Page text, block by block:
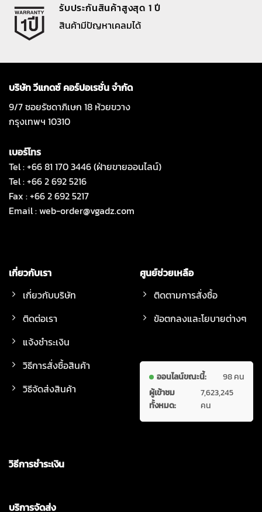
รับประกันสินค้าสูงสุด 1 ปี
สินค้ามีปัญหาเคลมได้
บริษัท วีแกดซ์ คอร์ปอเรชั่น จำกัด
9/7 ซอยรัชดาภิเษก 18 ห้วยขวาง
กรุงเทพฯ 10310
เบอร์โทร
Tel : +66 81 170 3446 (ฝ่ายขายออนไลน์)
Tel : +66 2 692 5216
Fax : +66 2 692 5217
Email :web-order@vgadz.com
เกี่ยวกับเรา
เกี่ยวกับบริษัท
ติดต่อเรา
แจ้งชำระเงิน
วิธีการสั่งซื้อสินค้า
วิธีจัดส่งสินค้า
ศูนย์ช่วยเหลือ
ติดตามการสั่งซื้อ
ข้อตกลงและโยบายต่างๆ
ออนไลน์ขณะนี้:
98 คน
ผู้เข้าชม
ทั้งหมด:
7,623,245
คน
วิธีการชำระเงิน
บริการจัดส่ง